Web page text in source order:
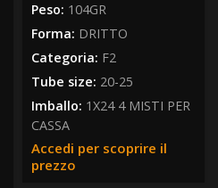
Peso: 104GR
Forma: DRITTO
Categoria: F2
Tube size: 20-25
Imballo: 1X24 4 MISTI PER
CASSA
Accedi per scoprire il
prezzo